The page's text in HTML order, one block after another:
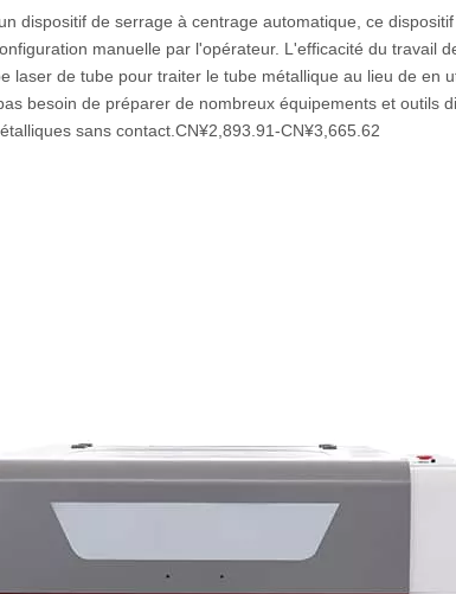
dispositif de serrage à centrage automatique, ce
manuelle par l'opérateur. L'efficacité du travail
laser de tube pour traiter le tube métallique au lieu de en
besoin de préparer de nombreux équipements et outils
sans contact.CN¥2,893.91-CN¥3,665.62